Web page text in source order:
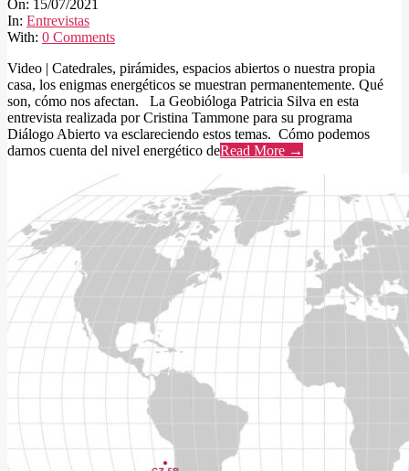
07-
15
On: 15/07/2021
In: Entrevistas
With: 0 Comments
Video | Catedrales, pirámides, espacios abiertos o nuestra propia
casa, los enigmas energéticos se muestran permanentemente. Qué
son, cómo nos afectan. La Geobióloga Patricia Silva en esta
entrevista realizada por Cristina Tammone para su programa
Diálogo Abierto va esclareciendo estos temas. Cómo podemos
darnos cuenta del nivel energético deRead More →